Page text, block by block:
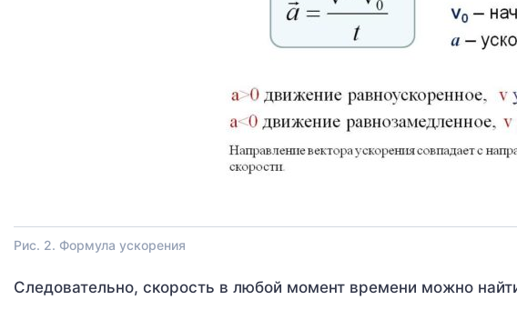
Рис. 2. Формула ускорения
Следовательно, скорость в любой момент времени можно